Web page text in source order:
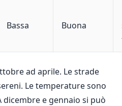
Bassa Buona
ad aprile. Le strade
Le temperature sono
e gennaio si può